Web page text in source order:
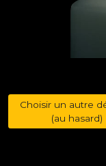
Choisir un autre
(au hasard)